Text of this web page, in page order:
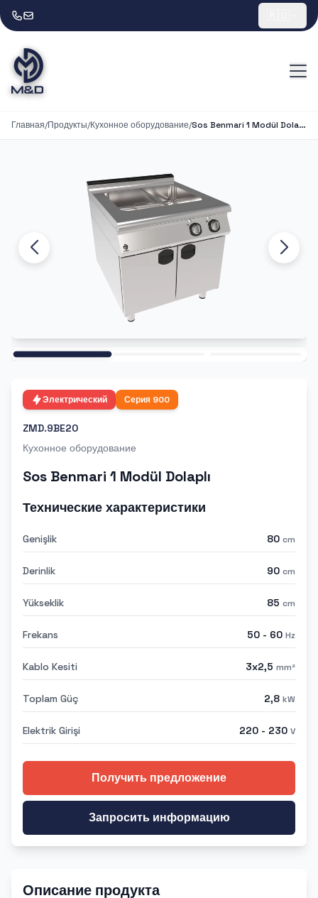
Главная/Продукты/Кухонное оборудование/ Sos Benmari 1 Modül Dolaplı
Электрический Серия 900
ZMD.9BE20
Кухонное оборудование
Sos Benmari 1 Modül Dolaplı
Технические характеристики
Genişlik 80 cm
Derinlik 90 cm
Yükseklik 85 cm
Frekans 50 - 60 Hz
Kablo Kesiti 3x2,5 mm²
Toplam Güç 2,8 kW
Elektrik Girişi 220 - 230 V
Получить предложение
Запросить информацию
Описание продукта